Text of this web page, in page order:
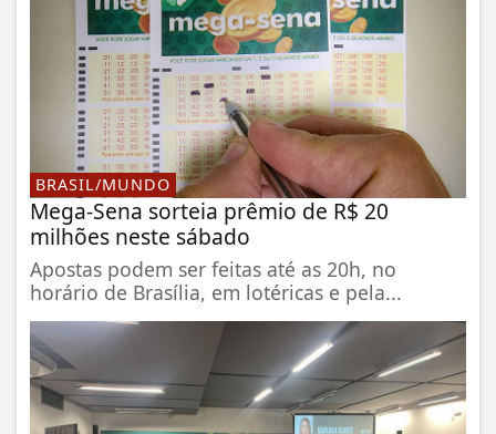
BRASIL/MUNDO
Mega-Sena sorteia prêmio de R$ 20
milhões neste sábado
Apostas podem ser feitas até as 20h, no
horário de Brasília, em lotéricas e pela...